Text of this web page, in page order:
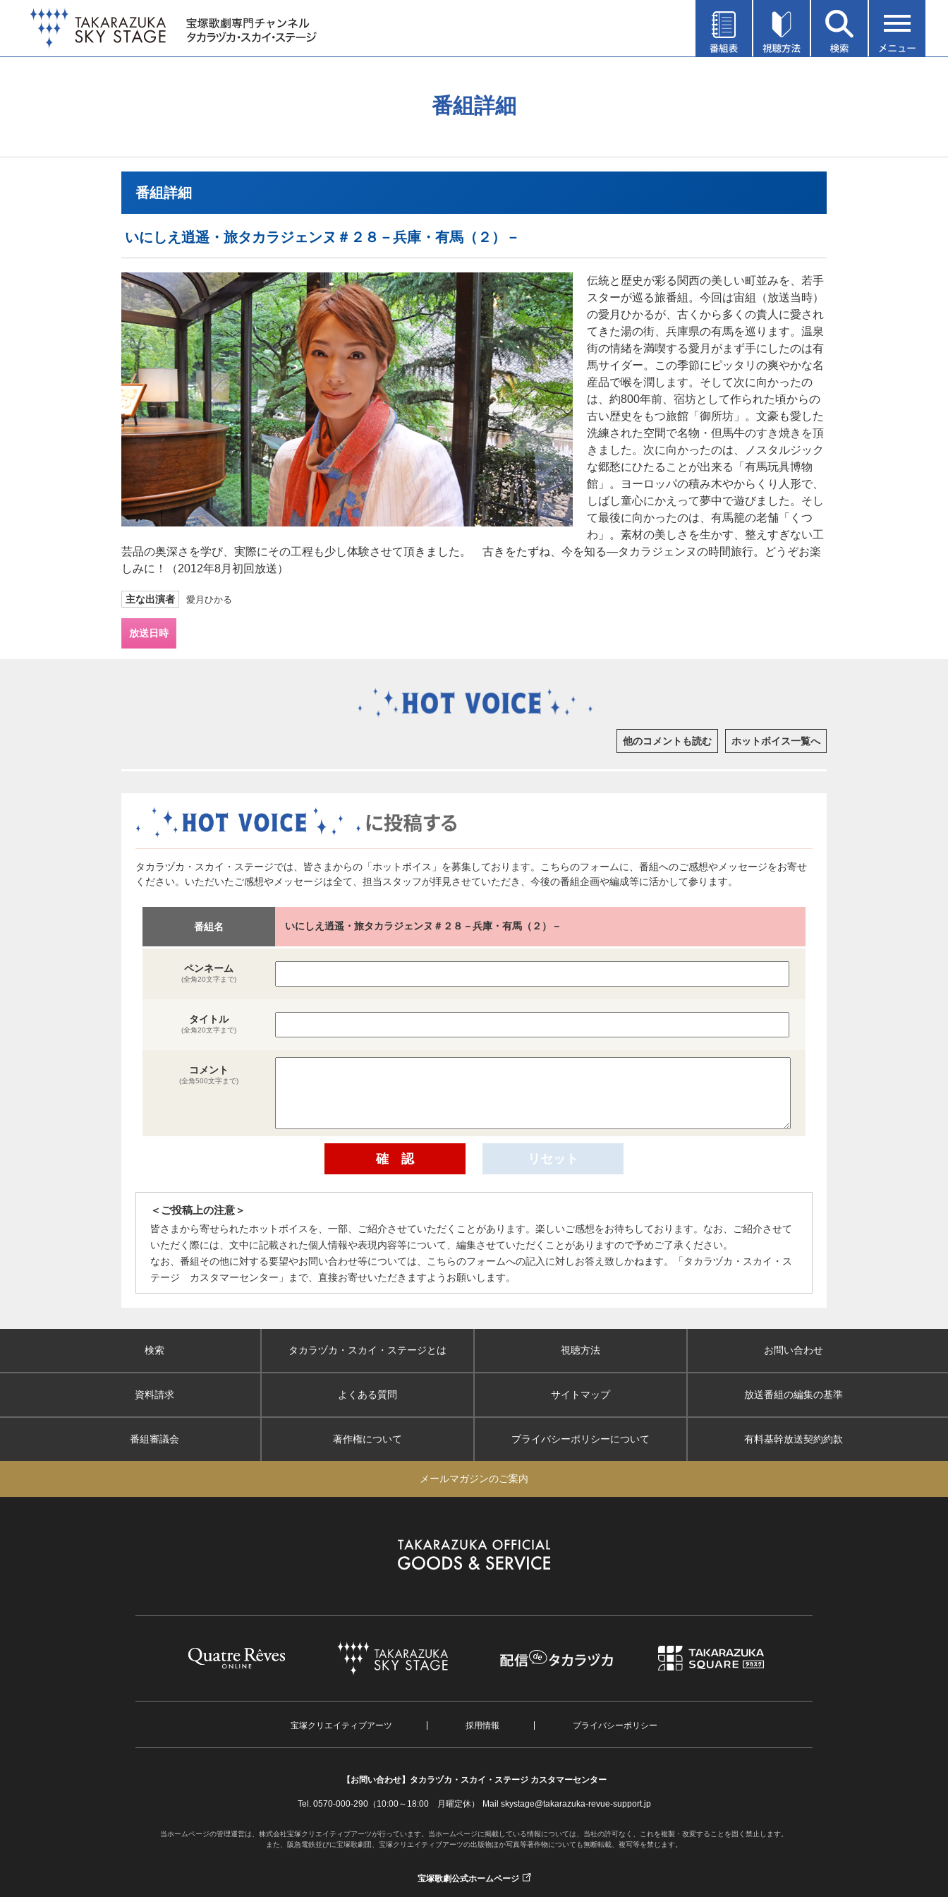
番組詳細
番組詳細
いにしえ逍遥・旅タカラジェンヌ＃２８－兵庫・有馬（２）－
伝統と歴史が彩る関西の美しい町並みを、若手
スターが巡る旅番組。今回は宙組（放送当時）
の愛月ひかるが、古くから多くの貴人に愛され
てきた湯の街、兵庫県の有馬を巡ります。温泉
街の情緒を満喫する愛月がまず手にしたのは有
馬サイダー。この季節にピッタリの爽やかな名
産品で喉を潤します。そして次に向かったの
は、約800年前、宿坊として作られた頃からの
古い歴史をもつ旅館「御所坊」。文豪も愛した
洗練された空間で名物・但馬牛のすき焼きを頂
きました。次に向かったのは、ノスタルジック
な郷愁にひたることが出来る「有馬玩具博物
館」。ヨーロッパの積み木やからくり人形で、
しばし童心にかえって夢中で遊びました。そし
て最後に向かったのは、有馬籠の老舗「くつ
わ」。素材の美しさを生かす、整えすぎない工
芸品の奥深さを学び、実際にその工程も少し体験させて頂きました。 古きをたずね、今を知る―タカラジェンヌの時間旅行。どうぞお楽
しみに！（2012年8月初回放送）
主な出演者 愛月ひかる
放送日時
他のコメントも読む ホットボイス一覧へ
タカラヅカ・スカイ・ステージでは、皆さまからの「ホットボイス」を募集しております。こちらのフォームに、番組へのご感想やメッセージをお寄せ
ください。いただいたご感想やメッセージは全て、担当スタッフが拝見させていただき、今後の番組企画や編成等に活かして参ります。
番組名 いにしえ逍遥・旅タカラジェンヌ＃２８－兵庫・有馬（２）－
ペンネーム
(全角20文字まで)
タイトル
(全角20文字まで)
コメント
(全角500文字まで)
＜ご投稿上の注意＞
皆さまから寄せられたホットボイスを、一部、ご紹介させていただくことがあります。楽しいご感想をお待ちしております。なお、ご紹介させて
いただく際には、文中に記載された個人情報や表現内容等について、編集させていただくことがありますので予めご了承ください。
なお、番組その他に対する要望やお問い合わせ等については、こちらのフォームへの記入に対しお答え致しかねます。「タカラヅカ・スカイ・ス
テージ カスタマーセンター」まで、直接お寄せいただきますようお願いします。
検索 タカラヅカ・スカイ ・ステージとは 視聴方法 お問い合わせ
資料請求 よくある質問 サイトマップ 放送番組の編集の基準
番組審議会 著作権について プライバシーポリシーについて 有料基幹放送契約約款
メールマガジンのご案内
宝塚クリエイティブアーツ 採用情報 プライバシーポリシー
【お問い合わせ】 タカラヅカ・スカイ・ステージ カスタマーセンター
Tel. 0570-000-290（10:00～18:00 月曜定休） Mail skystage@takarazuka-revue-support.jp
当ホームページの管理運営は、株式会社宝塚クリエイティブアーツが行っています。当ホームページに掲載している情報については、当社の許可なく、これを複製・改変することを固く禁止します。
また、阪急電鉄並びに宝塚歌劇団、宝塚クリエイティブアーツの出版物ほか写真等著作物についても無断転載、複写等を禁じます。
宝塚歌劇公式ホームページ